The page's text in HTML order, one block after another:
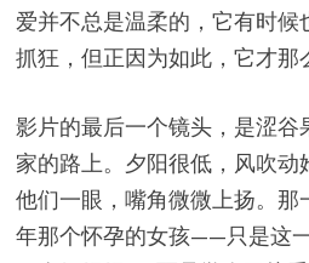
爱并不总是温柔的，它有时候
抓狂，但正因为如此，它才那
影片的最后一个镜头，是涩谷
家的路上。夕阳很低，风吹动
他们一眼，嘴角微微上扬。那
年那个怀孕的女孩——只是这